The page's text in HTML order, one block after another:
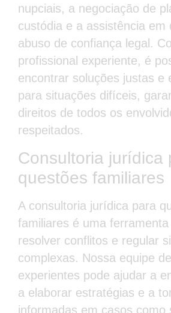
nupciais, a negociação de
custódia e a assistência em
abuso de confiança legal.
profissional experiente, é
encontrar soluções justas e
para situações difíceis,
direitos de todos os
respeitados.
Consultoria jurídica
questões familiares
A consultoria jurídica para
familiares é uma
resolver conflitos e regular
complexas. Nossa equipe
experientes pode ajudar a
a elaborar estratégias e a
informadas em casos como